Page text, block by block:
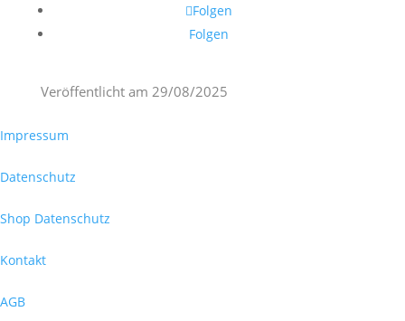
Folgen
Folgen
Veröffentlicht am 29/08/2025
Impressum
Datenschutz
Shop Datenschutz
Kontakt
AGB